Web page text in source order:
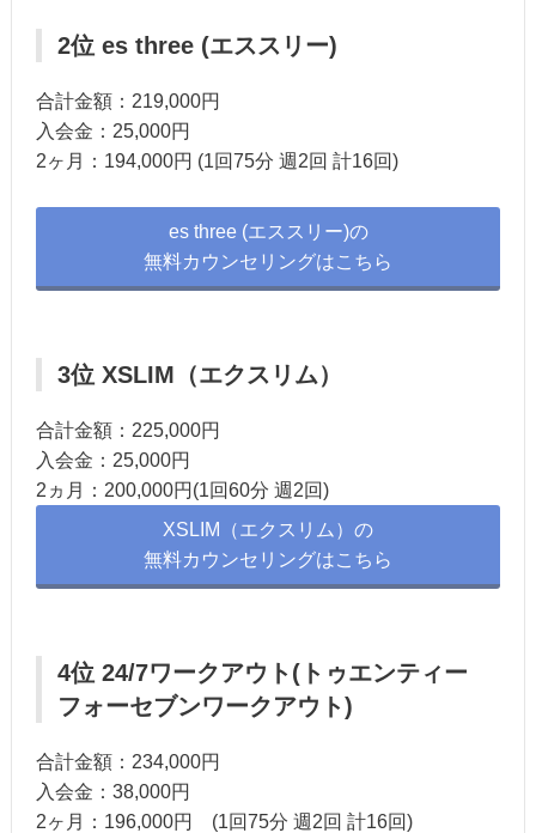
2位 es three (エススリー)
合計金額：219,000円
入会金：25,000円
2ヶ月：194,000円 (1回75分 週2回 計16回)
es three (エススリー)の
無料カウンセリングはこちら
3位 XSLIM（エクスリム）
合計金額：225,000円
入会金：25,000円
2ヵ月：200,000円(1回60分 週2回)
XSLIM（エクスリム）の
無料カウンセリングはこちら
4位 24/7ワークアウト(トゥエンティー
フォーセブンワークアウト)
合計金額：234,000円
入会金：38,000円
2ヶ月：196,000円 (1回75分 週2回 計16回)